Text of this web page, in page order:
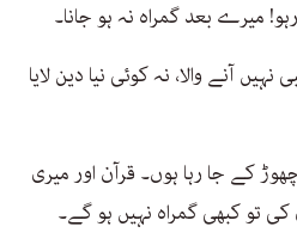
میرے بعد گمراہ نہ ہو جانا۔
آنے والا، نہ کوئی نیا دین لایا
کے جا رہا ہوں۔ قرآن اور میری
تو کبھی گمراہ نہیں ہو گے۔